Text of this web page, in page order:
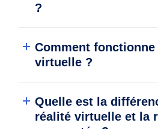
?
Comment
virtuelle ?
Quelle est la
réalité virtuelle et la